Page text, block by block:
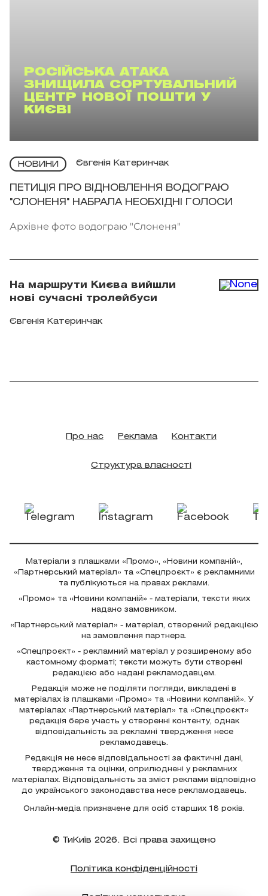
РОСІЙСЬКА АТАКА
ЗНИЩИЛА СОРТУВАЛЬНИЙ
ЦЕНТР НОВОЇ ПОШТИ У
КИЄВІ
НОВИНИ Євгенія Катеринчак
ПЕТИЦІЯ ПРО ВІДНОВЛЕННЯ ВОДОГРАЮ
"СЛОНЕНЯ" НАБРАЛА НЕОБХІДНІ ГОЛОСИ
Архівне фото водограю "Слоненя"
На маршрути Києва вийшли
нові сучасні тролейбуси
Євгенія Катеринчак
Про нас Реклама Контакти
Структура власності
Матеріали з плашками «Промо», «Новини компаній»,
«Партнерський матеріал» та «Спецпроєкт» є рекламними
та публікуються на правах реклами.
«Промо» та «Новини компаній» - матеріали, тексти яких
надано замовником.
«Партнерський матеріал» - матеріал, створений редакцією
на замовлення партнера.
«Спецпроєкт» - рекламний матеріал у розширеному або
кастомному форматі; тексти можуть бути створені
редакцією або надані рекламодавцем.
Редакція може не поділяти погляди, викладені в
матеріалах із плашками «Промо» та «Новини компаній». У
матеріалах «Партнерський матеріал» та «Спецпроєкт»
редакція бере участь у створенні контенту, однак
відповідальність за рекламні твердження несе
рекламодавець.
Редакція не несе відповідальності за фактичні дані,
твердження та оцінки, оприлюднені у рекламних
матеріалах. Відповідальність за зміст реклами відповідно
до українського законодавства несе рекламодавець.
Онлайн-медіа призначене для осіб старших 18 років.
© ТиКиїв 2026. Всі права захищено
Політика конфіденційності